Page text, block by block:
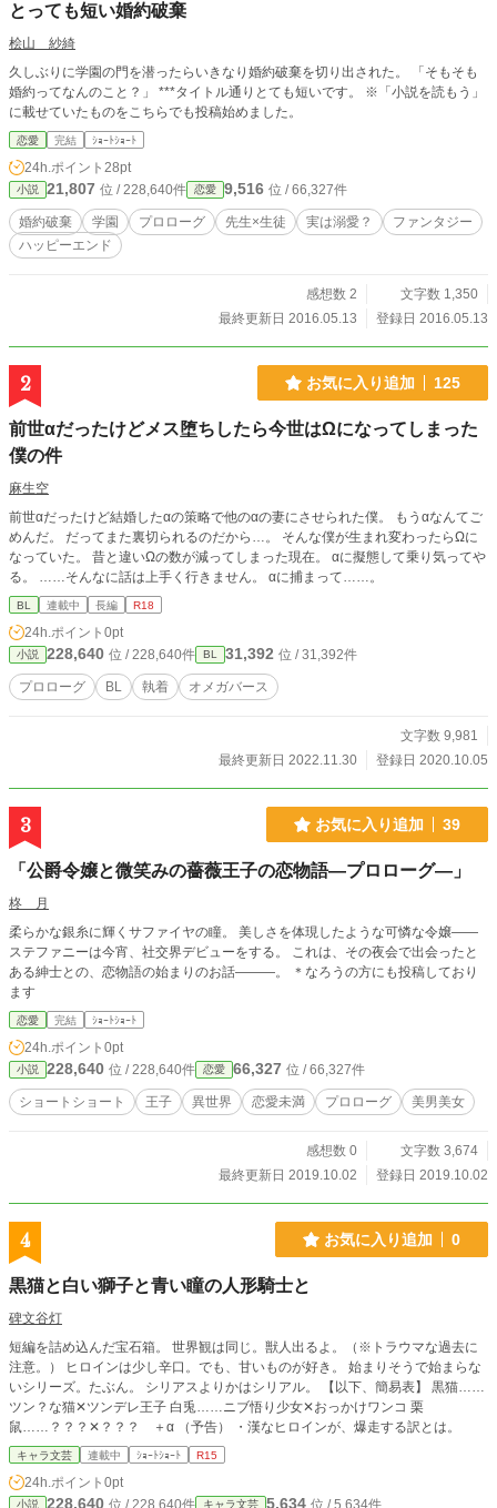
とっても短い婚約破棄
桧山 紗綺
久しぶりに学園の門を潜ったらいきなり婚約破棄を切り出された。 「そもそも
婚約ってなんのこと？」 ***タイトル通りとても短いです。 ※「小説を読もう」
に載せていたものをこちらでも投稿始めました。
恋愛 完結 ｼｮｰﾄｼｮｰﾄ
24h.ポイント 28pt
小説 21,807 位 / 228,640件 恋愛 9,516 位 / 66,327件
婚約破棄 学園 プロローグ 先生×生徒 実は溺愛？
ファンタジー
ハッピーエンド
感想数 2
文字数 1,350
最終更新日 2016.05.13
登録日 2016.05.13
2 お気に入り追加 125
前世αだったけどメス堕ちしたら今世はΩになってしまった
僕の件
麻生空
前世αだったけど結婚したαの策略で他のαの妻にさせられた僕。 もうαなんてご
めんだ。 だってまた裏切られるのだから…。 そんな僕が生まれ変わったらΩに
なっていた。 昔と違いΩの数が減ってしまった現在。 αに擬態して乗り気ってや
る。 ……そんなに話は上手く行きません。 αに捕まって……。
BL 連載中 長編 R18
24h.ポイント 0pt
小説 228,640 位 / 228,640件 BL 31,392 位 / 31,392件
プロローグ BL 執着 オメガバース
文字数 9,981
最終更新日 2022.11.30
登録日 2020.10.05
3 お気に入り追加 39
「公爵令嬢と微笑みの薔薇王子の恋物語―プロローグ―」
柊 月
柔らかな銀糸に輝くサファイヤの瞳。 美しさを体現したような可憐な令嬢――
ステファニーは今宵、社交界デビューをする。 これは、その夜会で出会ったと
ある紳士との、恋物語の始まりのお話―――。 ＊なろうの方にも投稿しており
ます
恋愛 完結 ｼｮｰﾄｼｮｰﾄ
24h.ポイント 0pt
小説 228,640 位 / 228,640件 恋愛 66,327 位 / 66,327件
ショートショート 王子 異世界 恋愛未満 プロローグ 美男美女
感想数 0
文字数 3,674
最終更新日 2019.10.02
登録日 2019.10.02
4 お気に入り追加 0
黒猫と白い獅子と青い瞳の人形騎士と
碑文谷灯
短編を詰め込んだ宝石箱。 世界観は同じ。獣人出るよ。（※トラウマな過去に
注意。） ヒロインは少し辛口。でも、甘いものが好き。 始まりそうで始まらな
いシリーズ。たぶん。 シリアスよりかはシリアル。 【以下、簡易表】 黒猫……
ツン？な猫✕ツンデレ王子 白兎……ニブ悟り少女✕おっかけワンコ 栗
鼠……？？？✕？？？ ＋α （予告） ・漢なヒロインが、爆走する訳とは。
キャラ文芸 連載中 ｼｮｰﾄｼｮｰﾄ R15
24h.ポイント 0pt
小説 228,640 位 / 228,640件 キャラ文芸 5,634 位 / 5,634件